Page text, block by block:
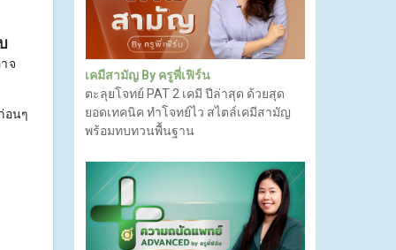
จ
อนๆ
เคมีสามัญ By ครูพี่เฟิร์น
ตะลุยโจทย์ PAT 2 เคมี ปีล่าสุด ด้วยสุด
ยอดเทคนิค ทำโจทย์ไว สไตล์เคมีสามัญ
พร้อมทบทวนพื้นฐาน